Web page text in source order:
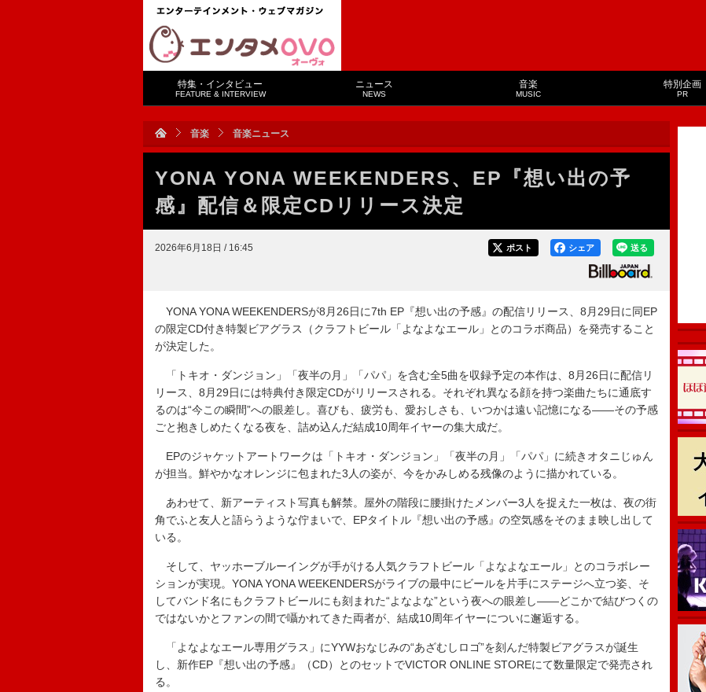
特集・インタビュー
FEATURE & INTERVIEW
ニュース
NEWS
音楽
MUSIC
特別企画
PR
音楽 音楽ニュース
YONA YONA WEEKENDERS、EP『想い出の予
感』配信＆限定CDリリース決定
2026年6月18日 / 16:45 送る
シェア
ポスト
YONA YONA WEEKENDERSが8月26日に7th EP『想い出の予感』の配信リリース、8月29日に同EP
の限定CD付き特製ビアグラス（クラフトビール「よなよなエール」とのコラボ商品）を発売すること
が決定した。
「トキオ・ダンジョン」「夜半の月」「パパ」を含む全5曲を収録予定の本作は、8月26日に配信リ
リース、8月29日には特典付き限定CDがリリースされる。それぞれ異なる顔を持つ楽曲たちに通底す
るのは“今この瞬間”への眼差し。喜びも、疲労も、愛おしさも、いつかは遠い記憶になる——その予感
ごと抱きしめたくなる夜を、詰め込んだ結成10周年イヤーの集大成だ。
EPのジャケットアートワークは「トキオ・ダンジョン」「夜半の月」「パパ」に続きオタニじゅん
が担当。鮮やかなオレンジに包まれた3人の姿が、今をかみしめる残像のように描かれている。
あわせて、新アーティスト写真も解禁。屋外の階段に腰掛けたメンバー3人を捉えた一枚は、夜の街
角でふと友人と語らうような佇まいで、EPタイトル『想い出の予感』の空気感をそのまま映し出して
いる。
そして、ヤッホーブルーイングが手がける人気クラフトビール「よなよなエール」とのコラボレー
ションが実現。YONA YONA WEEKENDERSがライブの最中にビールを片手にステージへ立つ姿、そ
してバンド名にもクラフトビールにも刻まれた“よなよな”という夜への眼差し——どこかで結びつくの
ではないかとファンの間で囁かれてきた両者が、結成10周年イヤーについに邂逅する。
「よなよなエール専用グラス」にYYWおなじみの“あざむしロゴ”を刻んだ特製ビアグラスが誕生
し、新作EP『想い出の予感』（CD）とのセットでVICTOR ONLINE STOREにて数量限定で発売され
る。